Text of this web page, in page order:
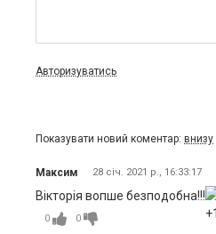
Авторизуватись
Показувати новий коментар: внизу
Максим 28 січ. 2021 р., 16:33:17
Вікторія вопше безподобна!!!
0 0